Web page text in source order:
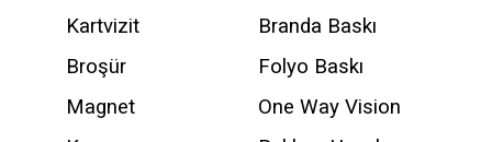
Kartvizit
Broşür
Magnet
Branda Baskı
Folyo Baskı
One Way Vision